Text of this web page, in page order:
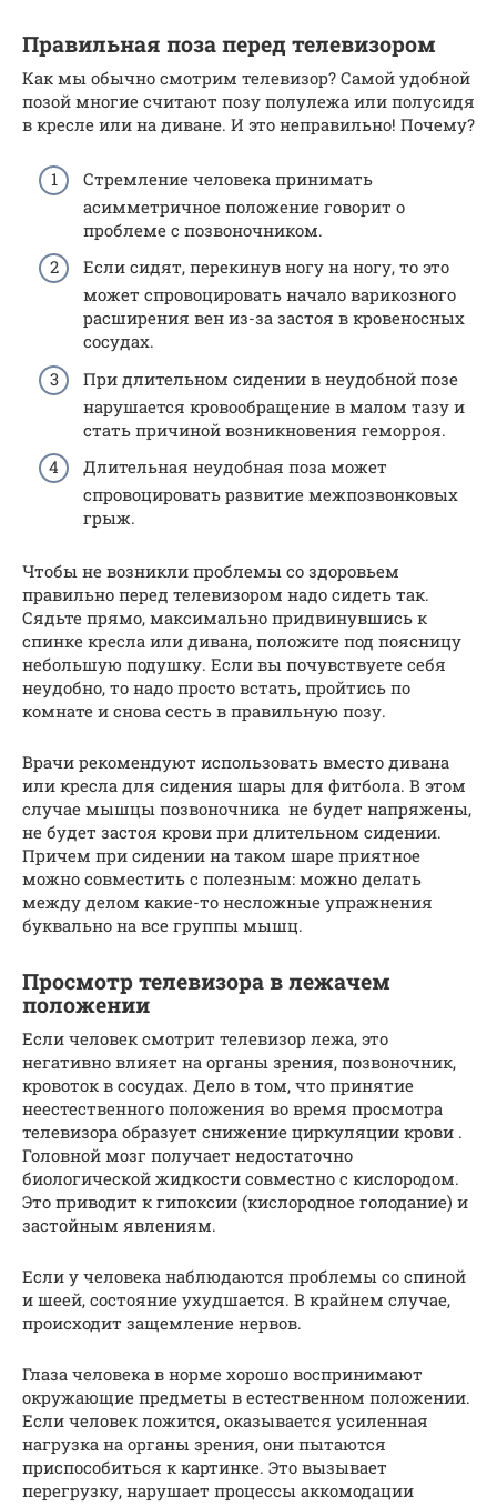
Правильная поза перед телевизором
Как мы обычно смотрим телевизор? Самой удобной
позой многие считают позу полулежа или полусидя
в кресле или на диване. И это неправильно! Почему?
Стремление человека принимать
асимметричное положение говорит о
проблеме с позвоночником.
Если сидят, перекинув ногу на ногу, то это
может спровоцировать начало варикозного
расширения вен из-за застоя в кровеносных
сосудах.
При длительном сидении в неудобной позе
нарушается кровообращение в малом тазу и
стать причиной возникновения геморроя.
Длительная неудобная поза может
спровоцировать развитие межпозвонковых
грыж.
Чтобы не возникли проблемы со здоровьем
правильно перед телевизором надо сидеть так.
Сядьте прямо, максимально придвинувшись к
спинке кресла или дивана, положите под поясницу
небольшую подушку. Если вы почувствуете себя
неудобно, то надо просто встать, пройтись по
комнате и снова сесть в правильную позу.
Врачи рекомендуют использовать вместо дивана
или кресла для сидения шары для фитбола. В этом
случае мышцы позвоночника не будет напряжены,
не будет застоя крови при длительном сидении.
Причем при сидении на таком шаре приятное
можно совместить с полезным: можно делать
между делом какие-то несложные упражнения
буквально на все группы мышц.
Просмотр телевизора в лежачем
положении
Если человек смотрит телевизор лежа, это
негативно влияет на органы зрения, позвоночник,
кровоток в сосудах. Дело в том, что принятие
неестественного положения во время просмотра
телевизора образует снижение циркуляции крови .
Головной мозг получает недостаточно
биологической жидкости совместно с кислородом.
Это приводит к гипоксии (кислородное голодание) и
застойным явлениям.
Если у человека наблюдаются проблемы со спиной
и шеей, состояние ухудшается. В крайнем случае,
происходит защемление нервов.
Глаза человека в норме хорошо воспринимают
окружающие предметы в естественном положении.
Если человек ложится, оказывается усиленная
нагрузка на органы зрения, они пытаются
приспособиться к картинке. Это вызывает
перегрузку, нарушает процессы аккомодации